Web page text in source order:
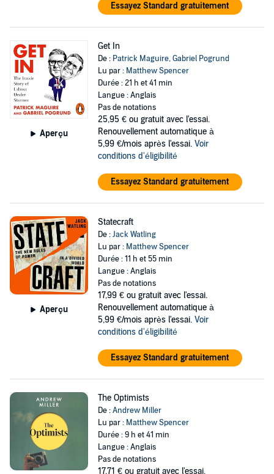
Essayez Standard gratuitement
Aperçu
Get In
De : Patrick Maguire,Gabriel Pogrund
Lu par : Matthew Spencer
Durée : 21 h et 41 min
Langue : Anglais
Pas de notations
25,95 € ou gratuit avec l'essai.
Renouvellement automatique à
5,99 €/mois après l'essai. Voir
conditions d'éligibilité
Essayez Standard gratuitement
Aperçu
Statecraft
De :Jack Watling
Lu par : Matthew Spencer
Durée : 11 h et 55 min
Langue : Anglais
Pas de notations
17,99 € ou gratuit avec l'essai.
Renouvellement automatique à
5,99 €/mois après l'essai. Voir
conditions d'éligibilité
Essayez Standard gratuitement
The Optimists
De :Andrew Miller
Lu par : Matthew Spencer
Durée : 9 h et 41 min
Langue : Anglais
Pas de notations
17,71 € ou gratuit avec l'essai.